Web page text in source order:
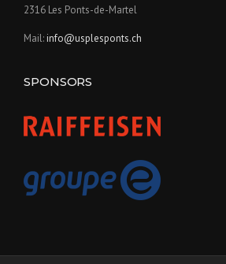
2316 Les Ponts-de-Martel
Mail:info@usplesponts.ch
SPONSORS